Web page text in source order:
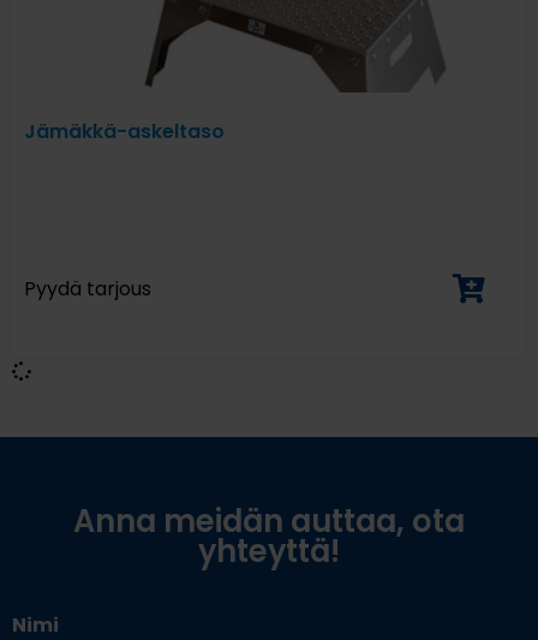
Jämäkkä-askeltaso
Pyydä tarjous
Anna meidän auttaa, ota
yhteyttä!
Nimi